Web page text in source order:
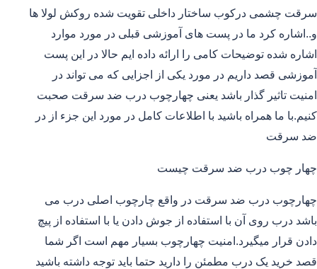
سرقت چشمی درکوب ساختار داخلی تقویت شده روکش لولا ها
و..اشاره کرد ما در پست های آموزشی قبلی در مورد موارد
اشاره شده توضیحات کامی را ارائه داده ایم حالا در این پست
آموزشی قصد داریم در مورد یکی از اجزایی که می تواند در
امنیت تاثیر گذار باشد یعنی چهارچوب درب ضد سرقت صحبت
کنیم.با ما همراه باشید با اطلاعات کامل در مورد این جزء از در
ضد سرقت
چهار چوب درب ضد سرقت چیست
چهارچوب درب ضد سرقت در واقع چارچوب اصلی درب می
باشد درب روی آن با استفاده از جوش دادن یا با استفاده از پیچ
دادن قرار میگیرد.امنیت چهارچوب بسیار مهم است اگر شما
قصد خرید یک درب مطمئن را دارید حتما باید توجه داشته باشید